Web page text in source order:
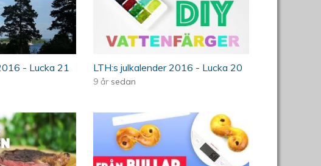
- Lucka 21
Julklappar - LTH.s
julkalender 2016
LTH:s julkalender 2016 - Lucka 20
9 år sedan
2016- LTH:s julkalender 2016
16. Från bulle till fotoner -
LTH:s Julkalender 2016